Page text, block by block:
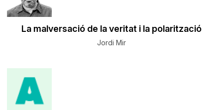
La malversació de la veritat i la polarització
Jordi Mir